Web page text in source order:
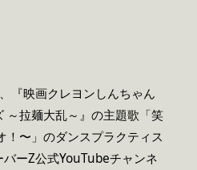
『映画クレヨンしんちゃん
～拉麺大乱～』の主題歌「笑
〜」のダンスプラクティス
ーZ公式YouTubeチャンネ